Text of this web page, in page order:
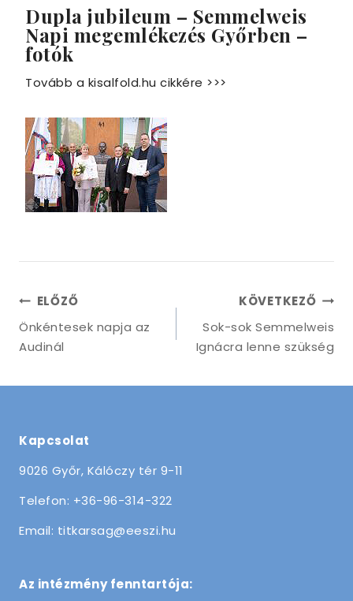
Dupla jubileum – Semmelweis
Napi megemlékezés Győrben –
fotók
Tovább a kisalfold.hu cikkére >>>
Bejegyzés
navigáció
ELŐZŐ
Önkéntesek napja az
Audinál
KÖVETKEZŐ
Sok-sok Semmelweis
Ignácra lenne szükség
Kapcsolat
9026 Győr, Kálóczy tér 9-11
Telefon: +36-96-314-322
Email: titkarsag@eeszi.hu
Az intézmény fenntartója: